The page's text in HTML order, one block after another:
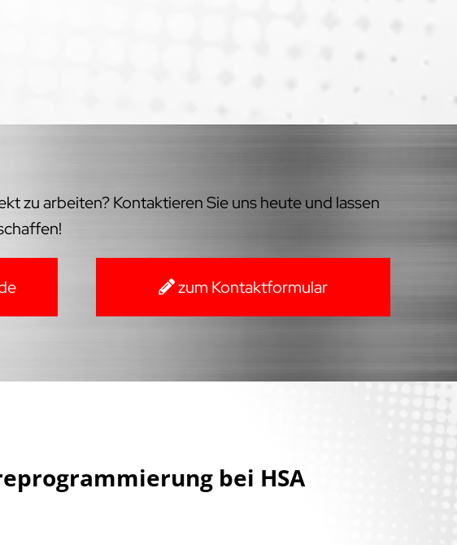
zu arbeiten? Kontaktieren Sie uns heute und lassen
zum Kontaktformular
bei HSA